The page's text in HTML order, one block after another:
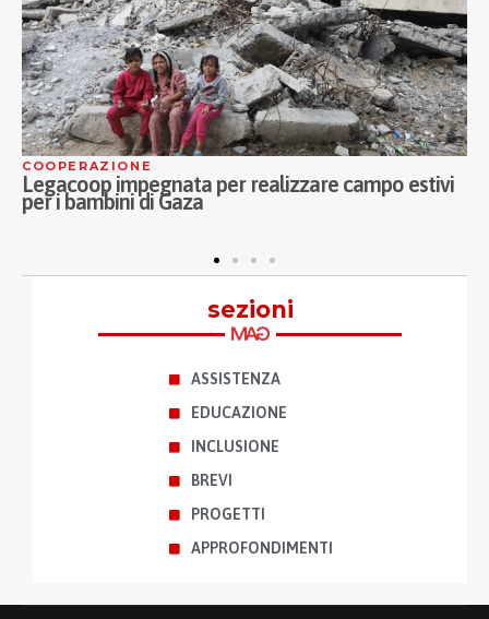
COOPERAZIONE
Legacoop impegnata per realizzare campo estivi
per i bambini di Gaza
sezioni
ASSISTENZA
EDUCAZIONE
INCLUSIONE
BREVI
PROGETTI
APPROFONDIMENTI